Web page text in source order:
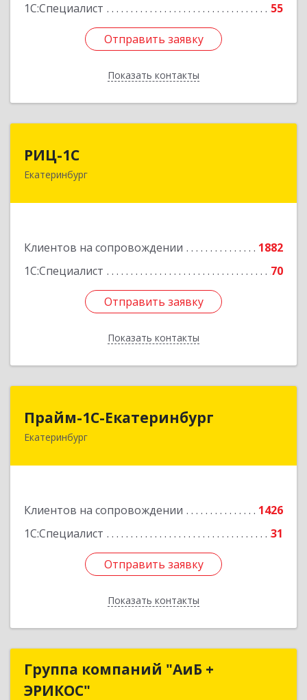
1С:Специалист
55
Отправить заявку
Показать контакты
Отправить заявку
Назад
РИЦ-1С
Екатеринбург
Клиентов на сопровождении
1882
1С:Специалист
70
Отправить заявку
Показать контакты
620102, Свердловская обл, Екатеринбург г,
Отправить заявку
Назад
Прайм-1С-Екатеринбург
Екатеринбург
Клиентов на сопровождении
1426
1С:Специалист
31
Отправить заявку
Показать контакты
Прайм-1С-Екатеринбург
620142, Свердловская обл, Екатеринбург г, 8
Отправить заявку
Назад
Группа компаний "АиБ +
ЭРИКОС"
Группа компаний "АиБ +